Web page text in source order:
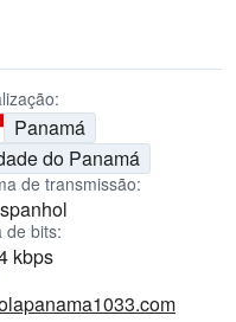
Panamá
do Panamá
de transmissão:
de bits:
kbps